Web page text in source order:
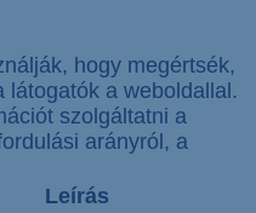
hogy megértsék,
látogatók a weboldallal.
szolgáltatni a
arányról, a
Leírás